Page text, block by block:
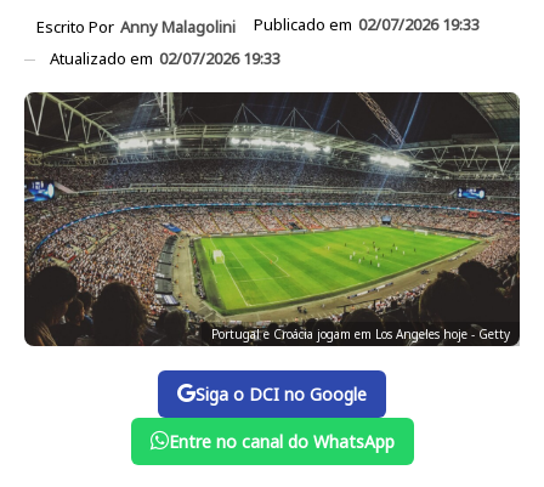
Escrito Por Anny Malagolini Publicado em 02/07/2026 19:33
Atualizado em 02/07/2026 19:33
Portugal e Croácia jogam em Los Angeles hoje - Getty
Siga o DCI no Google
Entre no canal do WhatsApp